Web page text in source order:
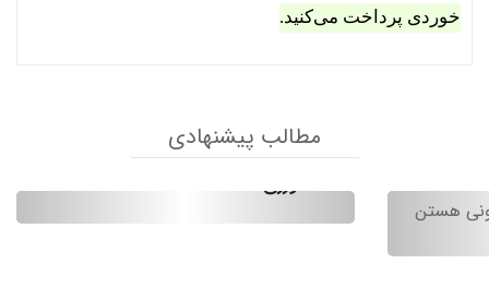
خوردی پرداخت می‌کنید.
مطالب پیشنهادی
راهنمای نصب کنتور آب حجمی
کشاورزی wi
مصارف